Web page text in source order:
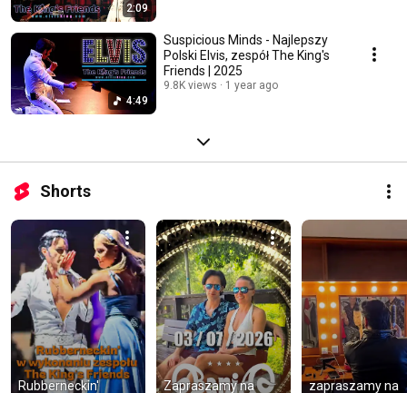
2:09
4:49
Suspicious Minds - Najlepszy
Polski Elvis, zespół The King's
Friends | 2025
9.8K views 1 year ago
Shorts
Rubberneckin' Zapraszamy na zapraszamy na